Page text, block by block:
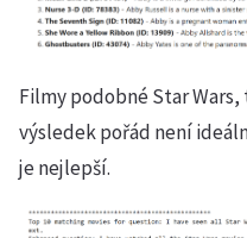
Filmy podobné Star
výsledek pořád není
je nejlepší.